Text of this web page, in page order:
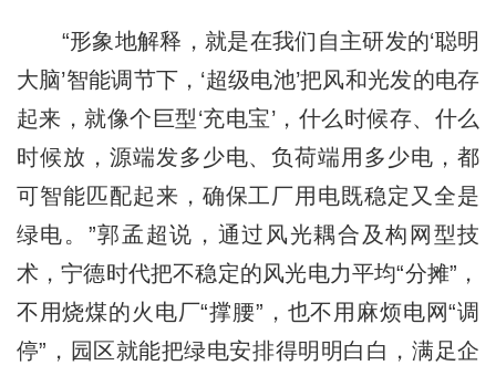
“形象地解释，就是在我们自主研发的‘聪明
大脑’智能调节下，‘超级电池’把风和光发的电存
起来，就像个巨型‘充电宝’，什么时候存、什么
时候放，源端发多少电、负荷端用多少电，都
可智能匹配起来，确保工厂用电既稳定又全是
绿电。”郭孟超说，通过风光耦合及构网型技
术，宁德时代把不稳定的风光电力平均“分摊”，
不用烧煤的火电厂“撑腰”，也不用麻烦电网“调
停”，园区就能把绿电安排得明明白白，满足企